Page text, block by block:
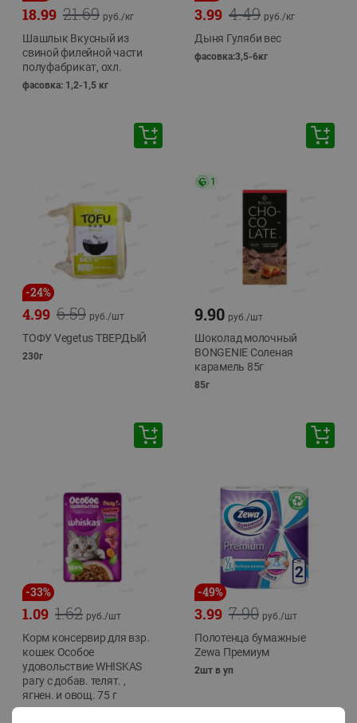
21.69
18.99 руб./кг
Шашлык Вкусный из
свиной филейной части
полуфабрикат, охл.
фасовка: 1,2-1,5 кг
4.49
3.99 руб./кг
Дыня Гуляби вес
фасовка:3,5-6кг
-24%
6.59
4.99 руб./шт
ТОФУ Vegetus ТВЕРДЫЙ
230г
1
9.90 руб./шт
Шоколад молочный
BONGENIE Соленая
карамель 85г
85г
-33%
1.62
1.09 руб./шт
Корм консервир для взр.
кошек Особое
удовольствие WHISKAS
рагу с добав. телят. ,
ягнен. и овощ. 75 г
-49%
7.90
3.99 руб./шт
Полотенца бумажные
Zewa Премиум
2шт в уп